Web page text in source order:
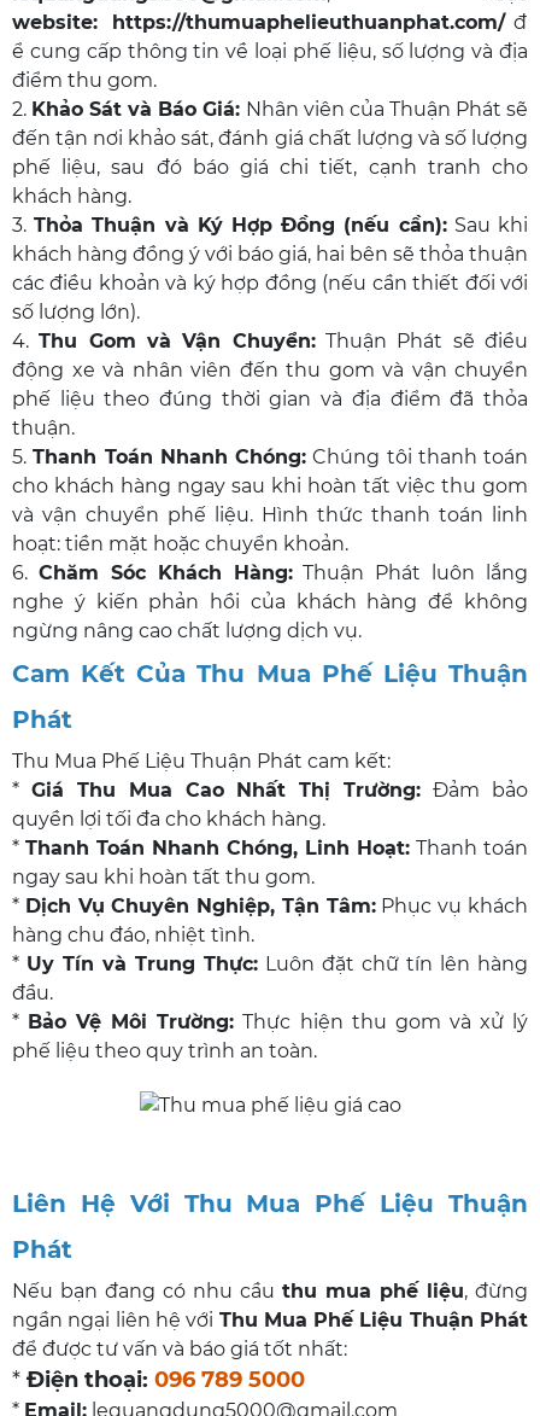
website:
https://thumuaphelieuthuanphat.com/ đ
ể cung cấp thông tin về loại phế liệu, số lượng và địa
điểm thu gom.
2. Khảo Sát và Báo Giá: Nhân viên của Thuận Phát sẽ
đến tận nơi khảo sát, đánh giá chất lượng và số lượng
phế liệu, sau đó báo giá chi tiết, cạnh tranh cho
khách hàng.
3.Thỏa Thuận và Ký Hợp Đồng (nếu cần):Sau khi
khách hàng đồng ý với báo giá, hai bên sẽ thỏa thuận
các điều khoản và ký hợp đồng (nếu cần thiết đối với
số lượng lớn).
4.Thu Gom và Vận Chuyển:Thuận Phát sẽ điều
động xe và nhân viên đến thu gom và vận chuyển
phế liệu theo đúng thời gian và địa điểm đã thỏa
thuận.
5.Thanh Toán Nhanh Chóng: Chúng tôi thanh toán
cho khách hàng ngay sau khi hoàn tất việc thu gom
và vận chuyển phế liệu. Hình thức thanh toán linh
hoạt: tiền mặt hoặc chuyển khoản.
6. Chăm Sóc Khách Hàng:Thuận Phát luôn lắng
nghe ý kiến phản hồi của khách hàng để không
ngừng nâng cao chất lượng dịch vụ.
Cam Kết Của Thu Mua Phế Liệu Thuận
Phát
Thu Mua Phế Liệu Thuận Phát cam kết:
* Giá Thu Mua Cao Nhất Thị Trường: Đảm bảo
quyền lợi tối đa cho khách hàng.
* Thanh Toán Nhanh Chóng, Linh Hoạt: Thanh toán
ngay sau khi hoàn tất thu gom.
* Dịch Vụ Chuyên Nghiệp, Tận Tâm:Phục vụ khách
hàng chu đáo, nhiệt tình.
* Uy Tín và Trung Thực: Luôn đặt chữ tín lên hàng
đầu.
* Bảo Vệ Môi Trường: Thực hiện thu gom và xử lý
phế liệu theo quy trình an toàn.
Liên Hệ Với Thu Mua Phế Liệu Thuận
Phát
Nếu bạn đang có nhu cầu thu mua phế liệu, đừng
ngần ngại liên hệ với Thu Mua Phế Liệu Thuận Phát
để được tư vấn và báo giá tốt nhất:
* Điện thoại: 096 789 5000
* Email: lequangdung5000@gmail.com